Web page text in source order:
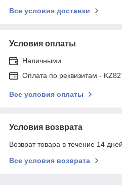
Все условия доставки
Условия оплаты
Наличными
Оплата по реквизитам -
Все условия оплаты
Условия возврата
Возврат товара в течение 14
Все условия возврата